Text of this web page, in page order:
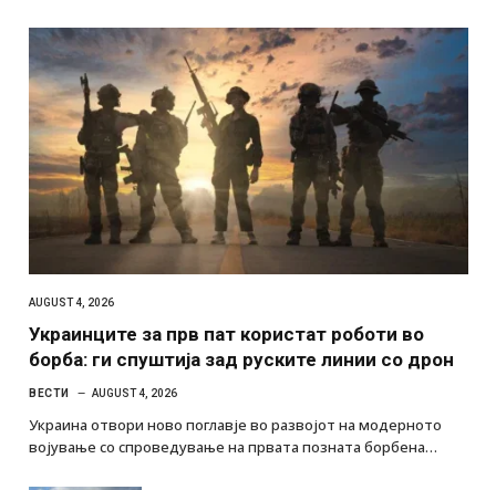
AUGUST 4, 2026
Украинците за прв пат користат роботи во
борба: ги спуштија зад руските линии со дрон
ВЕСТИ AUGUST 4, 2026
Украина отвори ново поглавје во развојот на модерното
војување со спроведување на првата позната борбена…